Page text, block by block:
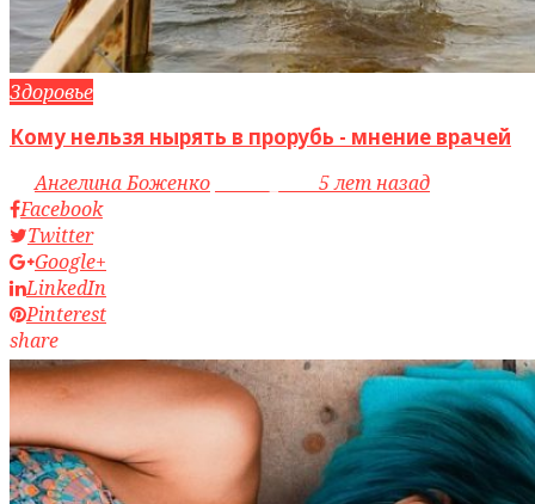
Здоровье
Кому нельзя нырять в прорубь - мнение врачей
byАнгелина Боженко
5 лет назад
Facebook
Twitter
Google+
LinkedIn
Pinterest
share